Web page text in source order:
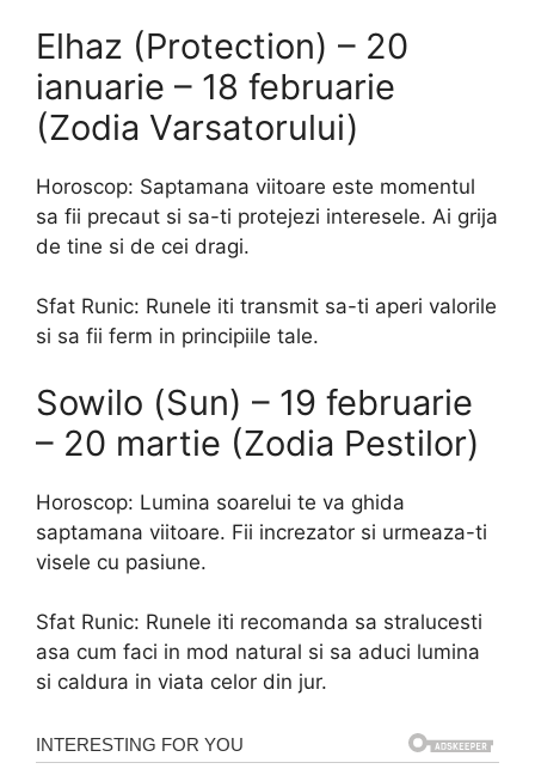
Elhaz (Protection) – 20
ianuarie – 18 februarie
(Zodia Varsatorului)
Horoscop: Saptamana viitoare este momentul
sa fii precaut si sa-ti protejezi interesele. Ai grija
de tine si de cei dragi.
Sfat Runic: Runele iti transmit sa-ti aperi valorile
si sa fii ferm in principiile tale.
Sowilo (Sun) – 19 februarie
– 20 martie (Zodia Pestilor)
Horoscop: Lumina soarelui te va ghida
saptamana viitoare. Fii increzator si urmeaza-ti
visele cu pasiune.
Sfat Runic: Runele iti recomanda sa stralucesti
asa cum faci in mod natural si sa aduci lumina
si caldura in viata celor din jur.